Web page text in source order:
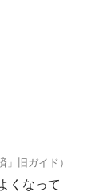
旧ガイド）
くなって